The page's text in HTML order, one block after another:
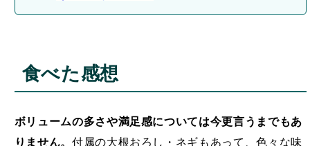
食べた感想
ボリュームの多さや満足感については今更言うまでもあ
りません。 付属の大根おろし・ネギもあって、色々な味